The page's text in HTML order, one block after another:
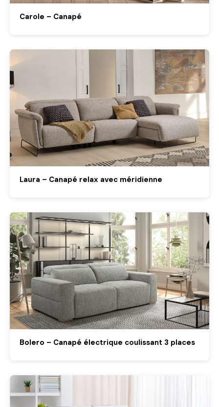
Carole – Canapé
Laura – Canapé relax avec méridienne
Bolero – Canapé électrique coulissant 3 places